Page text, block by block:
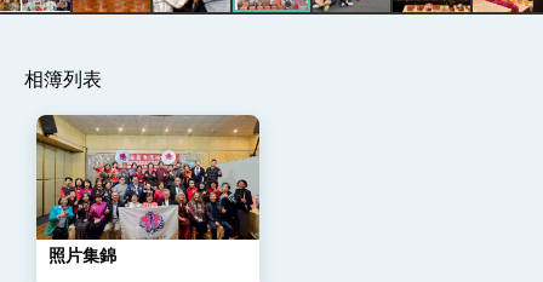
外交部長林佳龍主持第35次「參與亞太經濟合作
總統以「韌性之島，希望之光」為題發表2026新
年談話
總統主持「守護民主台灣國安行動方案」記者
會 強調以實力守護台海和平 以決心掌握國家
命運
變局中 奮起的新臺灣 總統發表國慶演說
相簿列表
照片集錦